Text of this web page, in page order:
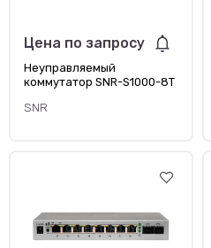
Цена по запросу
Неуправляемый
коммутатор SNR-S1000-8T
SNR